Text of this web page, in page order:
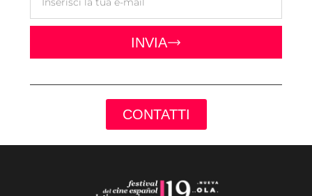
INVIA
CONTATTI